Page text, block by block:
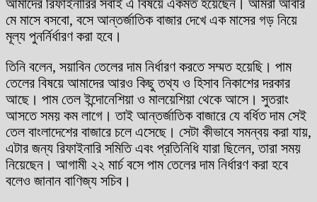
আমাদের রিফাইনারির সবাই এ বিষয়ে একমত হয়েছেন। আমরা আবার
মে মাসে বসবো, বসে আন্তর্জাতিক বাজার দেখে এক মাসের গড় নিয়ে
মূল্য পুনর্নির্ধারণ করা হবে।
তিনি বলেন, সয়াবিন তেলের দাম নির্ধারণ করতে সম্মত হয়েছি। পাম
তেলের বিষয়ে আমাদের আরও কিছু তথ্য ও হিসাব নিকাশের দরকার
আছে। পাম তেল ইন্দোনেশিয়া ও মালয়েশিয়া থেকে আসে। সুতরাং
আসতে সময় কম লাগে। তাই আন্তর্জাতিক বাজারে যে বর্ধিত দাম সেই
তেল বাংলাদেশের বাজারে চলে এসেছে। সেটা কীভাবে সমন্বয় করা যায়,
এটার জন্য রিফাইনারি সমিতি এবং প্রতিনিধি যারা ছিলেন, তারা সময়
নিয়েছেন। আগামী ২২ মার্চ বসে পাম তেলের দাম নির্ধারণ করা হবে
বলেও জানান বাণিজ্য সচিব।